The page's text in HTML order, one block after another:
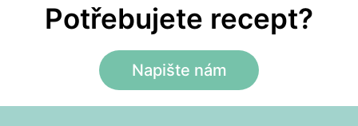
Potřebujete recept?
Napište nám